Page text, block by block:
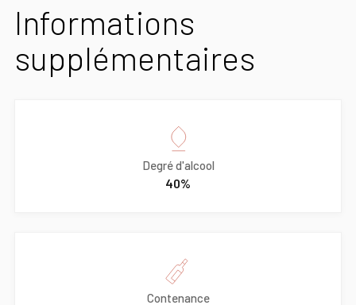
Informations
supplémentaires
Degré d'alcool
40%
Contenance